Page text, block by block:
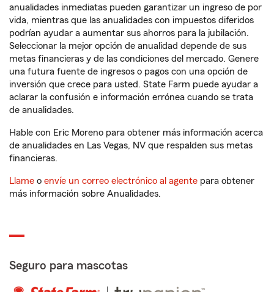
anualidades inmediatas pueden garantizar un ingreso de por
vida, mientras que las anualidades con impuestos diferidos
podrían ayudar a aumentar sus ahorros para la jubilación.
Seleccionar la mejor opción de anualidad depende de sus
metas financieras y de las condiciones del mercado. Genere
una futura fuente de ingresos o pagos con una opción de
inversión que crece para usted. State Farm puede ayudar a
aclarar la confusión e información errónea cuando se trata
de anualidades.
Hable con Eric Moreno para obtener más información acerca
de anualidades en Las Vegas, NV que respalden sus metas
financieras.
Llame o envíe un correo electrónico al agente para obtener
más información sobre Anualidades.
Seguro para mascotas